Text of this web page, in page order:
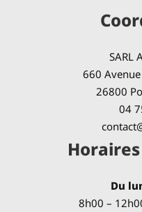
SARL
660
26800
04
Du
8h00 –